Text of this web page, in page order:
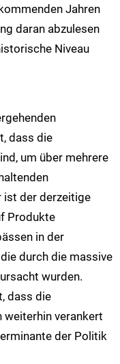
Jahren
daran abzulesen
Niveau
dass die
um über mehrere
ist der derzeitige
Produkte
in der
durch die massive
wurden.
dass die
verankert
der Politik